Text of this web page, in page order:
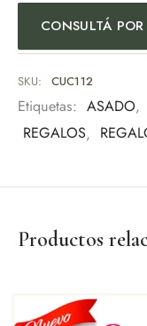
CONSULTÁ
SKU: CUC112
Etiquetas: ASADO,
REGALOS,
Productos